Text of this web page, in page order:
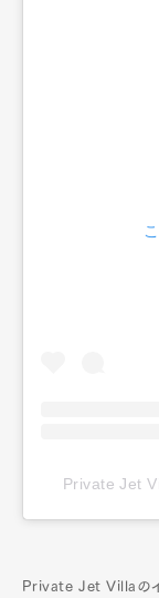
Private Jet
Private Jet Villaのイ